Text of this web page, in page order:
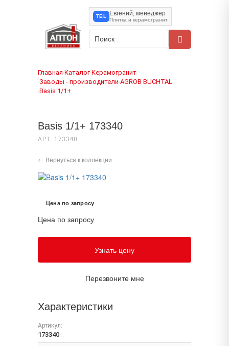
TEL
Евгений, менеджер
Плитка и керамогранит
Главная›Каталог›Керамогранит
›Заводы - производители›AGROB BUCHTAL
›Basis 1/1+
Basis 1/1+ 173340
АРТ. 173340
← Вернуться к коллекции
Цена по запросу
Цена по запросу
Узнать цену
Перезвоните мне
Характеристики
Артикул:
173340